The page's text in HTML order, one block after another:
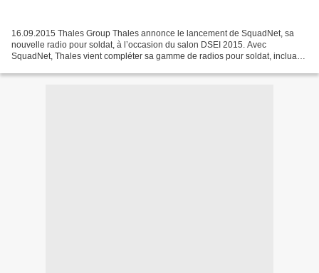
16.09.2015 Thales Group Thales annonce le lancement de SquadNet, sa
nouvelle radio pour soldat, à l’occasion du salon DSEI 2015. Avec
SquadNet, Thales vient compléter sa gamme de radios pour soldat, incluant